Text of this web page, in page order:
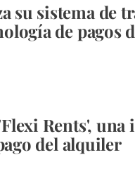
su sistema de
de pagos
Rents', una
del alquiler